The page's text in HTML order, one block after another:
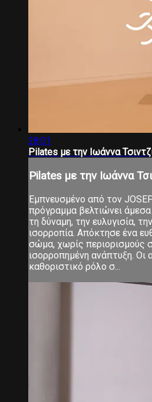
28:01
Pilates με την Ιωάννα
Pilates με την Ιωάννα
Εμπνευσμένο από τον
πρόγραμμα βελτιώνει
τη δύναμη, την ευλυγισία,
ισορροπία. Απόκτησε ένα
σώμα, χωρίς περιορισμούς
ισορροπημένη ανάπτυξη. Οι
καθοριστικό ρόλο σ...